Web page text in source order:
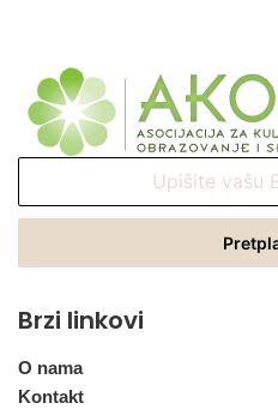
Email
Brzi linkovi
O nama
Kontakt